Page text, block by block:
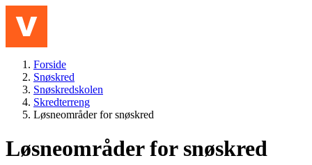
Forside
Snøskred
Snøskredskolen
Skredterreng
Løsneområder for snøskred
Løsneområder for snøskred